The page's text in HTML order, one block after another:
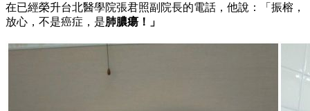
在已經榮升台北醫學院張君照副院長的電話，他說：「振榕，
放心，不是癌症，是肺膿瘍！」